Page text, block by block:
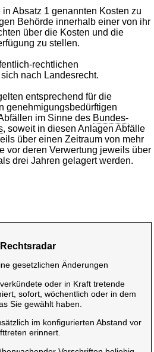
Absatz 1 genannten Kosten zu
Behörde innerhalb einer von ihr
über die Kosten und die
zu stellen.
rechtlichen
nach Landesrecht.
entsprechend für die
genehmigungsbedürftigen
im Sinne des Bundes-
, soweit in diesen Anlagen Abfälle
über einen Zeitraum von mehr
vor deren Verwertung jeweils über
drei Jahren gelagert werden.
Rechtsradar
gesetzlichen Änderungen
oder in Kraft tretende
sofort, wöchentlich oder in dem
Sie gewählt haben.
im konfigurierten Abstand vor
erinnert.